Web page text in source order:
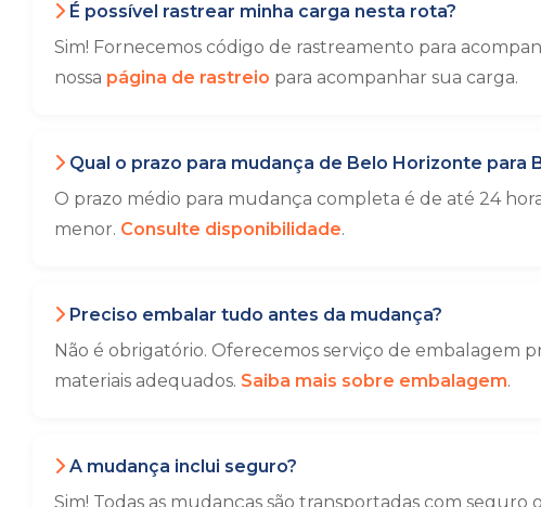
É possível rastrear minha carga nesta rota?
Sim! Fornecemos código de rastreamento para
nossa página de rastreio para acompanhar sua carga.
Qual o prazo para mudança de Belo Horizonte para
O prazo médio para mudança completa é de até 24
menor. Consulte disponibilidade.
Preciso embalar tudo antes da mudança?
Não é obrigatório. Oferecemos serviço de embalagem
materiais adequados. Saiba mais sobre embalagem.
A mudança inclui seguro?
Sim! Todas as mudanças são transportadas com